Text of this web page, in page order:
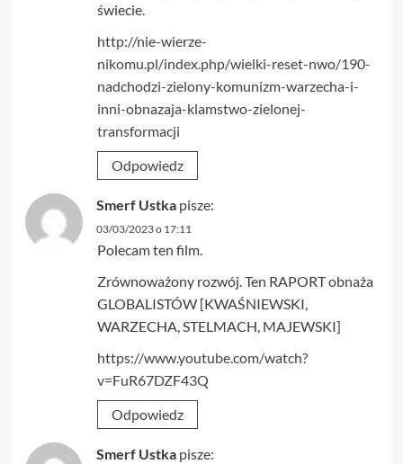
świecie.
http://nie-wierze-
nikomu.pl/index.php/wielki-reset-nwo/190-
nadchodzi-zielony-komunizm-warzecha-i-
inni-obnazaja-klamstwo-zielonej-
transformacji
Odpowiedz
Smerf Ustka pisze:
03/03/2023 o 17:11
Polecam ten film.
Zrównoważony rozwój. Ten RAPORT obnaża
GLOBALISTÓW [KWAŚNIEWSKI,
WARZECHA, STELMACH, MAJEWSKI]
https://www.youtube.com/watch?
v=FuR67DZF43Q
Odpowiedz
Smerf Ustka pisze: